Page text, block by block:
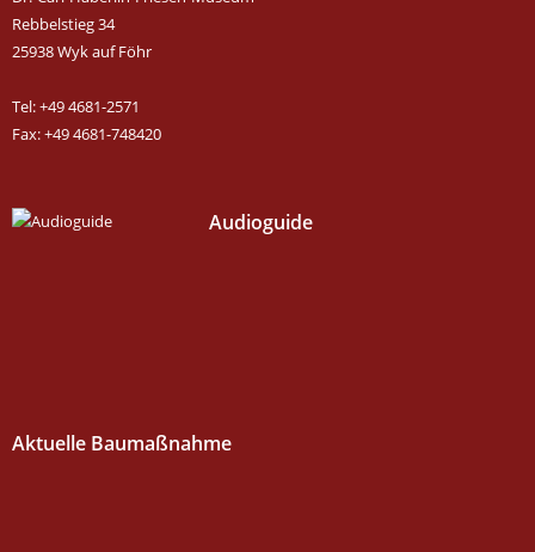
Rebbelstieg 34
25938 Wyk auf Föhr
Tel: +49 4681-2571
Fax: +49 4681-748420
Audioguide
Aktuelle Baumaßnahme